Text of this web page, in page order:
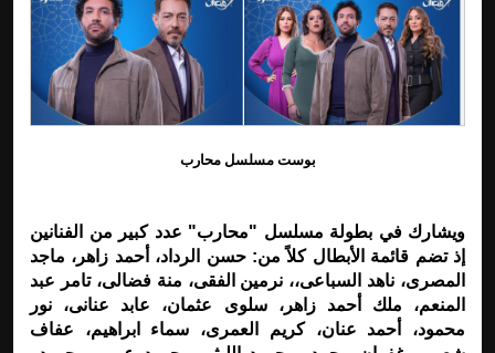
بوست مسلسل محارب
ويشارك في بطولة مسلسل "محارب" عدد كبير من الفنانين
إذ تضم قائمة الأبطال كلاً من: حسن الرداد، أحمد زاهر، ماجد
المصرى، ناهد السباعى،، نرمين الفقى، منة فضالى، تامر عبد
المنعم، ملك أحمد زاهر، سلوى عثمان، عابد عنانى، نور
محمود، أحمد عنان، كريم العمرى، سماء ابراهيم، عفاف